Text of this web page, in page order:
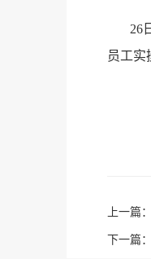
26
员工实
上一篇：
下一篇：